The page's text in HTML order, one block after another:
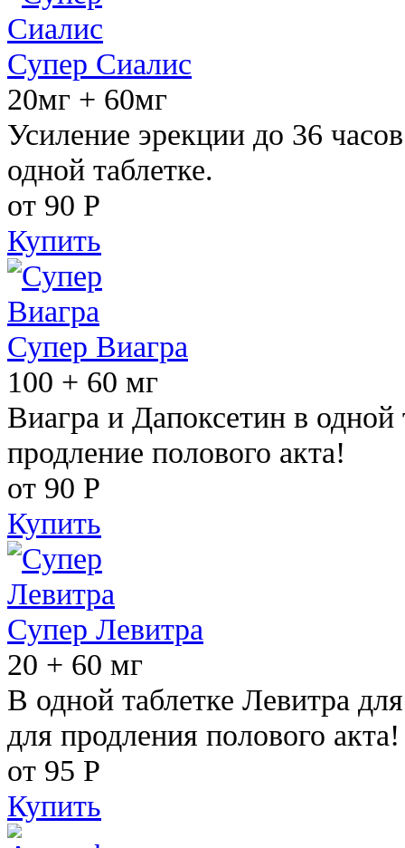
Супер Сиалис
20мг + 60мг
Усиление эрекции до 36
одной таблетке.
от 90 Р
Купить
Супер Виагра
100 + 60 мг
Виагра и Дапоксетин в одной
продление полового акта!
от 90 Р
Купить
Супер Левитра
20 + 60 мг
В одной таблетке Левитра
для продления полового акта!
от 95 Р
Купить